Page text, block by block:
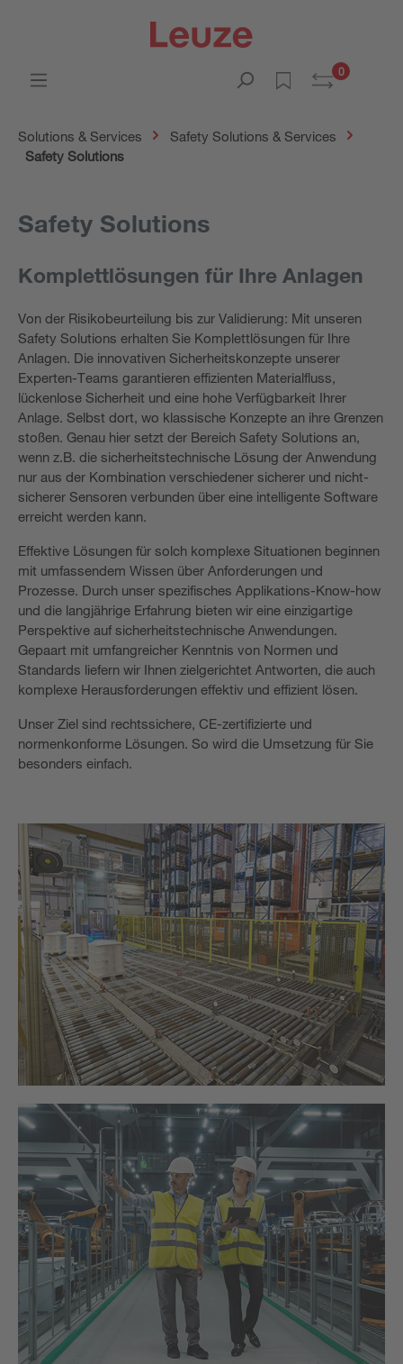
0
Solutions & Services
Safety Solutions & Services
Safety Solutions
Safety Solutions
Komplettlösungen für Ihre Anlagen
Von der Risikobeurteilung bis zur Validierung: Mit unseren
Safety Solutions erhalten Sie Komplettlösungen für Ihre
Anlagen. Die innovativen Sicherheitskonzepte unserer
Experten-Teams garantieren effizienten Materialfluss,
lückenlose Sicherheit und eine hohe Verfügbarkeit Ihrer
Anlage. Selbst dort, wo klassische Konzepte an ihre Grenzen
stoßen. Genau hier setzt der Bereich Safety Solutions an,
wenn z.B. die sicherheitstechnische Lösung der Anwendung
nur aus der Kombination verschiedener sicherer und nicht-
sicherer Sensoren verbunden über eine intelligente Software
erreicht werden kann.
Effektive Lösungen für solch komplexe Situationen beginnen
mit umfassendem Wissen über Anforderungen und
Prozesse. Durch unser spezifisches Applikations-Know-how
und die langjährige Erfahrung bieten wir eine einzigartige
Perspektive auf sicherheitstechnische Anwendungen.
Gepaart mit umfangreicher Kenntnis von Normen und
Standards liefern wir Ihnen zielgerichtet Antworten, die auch
komplexe Herausforderungen effektiv und effizient lösen.
Unser Ziel sind rechtssichere, CE-zertifizierte und
normenkonforme Lösungen. So wird die Umsetzung für Sie
besonders einfach.